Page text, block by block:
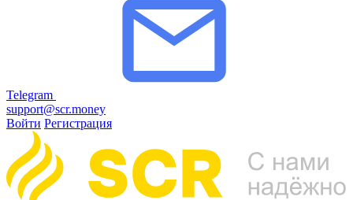
Telegram
support@scr.money
Войти Регистрация